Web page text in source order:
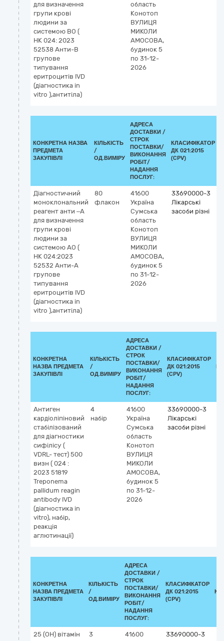
для визначення
групи крові
людини за
системою ВО (
НК 024: 2023
52538 Анти-B
групове
типування
еритроцитів IVD
(діагностика in
vitro ),антитіла)
область
Конотоп
ВУЛИЦЯ
МИКОЛИ
АМОСОВА,
будинок 5
по 31-12-
2026
КОНКРЕТНА НАЗВА
ПРЕДМЕТА
ЗАКУПІВЛІ
КІЛЬКІСТЬ
/
ОД.ВИМІРУ
АДРЕСА
ДОСТАВКИ /
СТРОК
ПОСТАВКИ/
ВИКОНАННЯ
РОБІТ/
НАДАННЯ
ПОСЛУГ:
КЛАСИФІКАТОР
ДК 021:2015
(CPV)
Діагностичний
моноклональний
реагент анти –А
для визначення
групи крові
людини за
системою АО (
НК 024:2023
52532 Анти-A
групове
типування
еритроцитів IVD
(діагностика in
vitro ),антитіла)
80
флакон
41600
Україна
Сумська
область
Конотоп
ВУЛИЦЯ
МИКОЛИ
АМОСОВА,
будинок 5
по 31-12-
2026
33690000-3
Лікарські
засоби різні
КОНКРЕТНА
НАЗВА ПРЕДМЕТА
ЗАКУПІВЛІ
КІЛЬКІСТЬ
/
ОД.ВИМІРУ
АДРЕСА
ДОСТАВКИ /
СТРОК
ПОСТАВКИ/
ВИКОНАННЯ
РОБІТ/
НАДАННЯ
ПОСЛУГ:
КЛАСИФІКАТОР
ДК 021:2015
(CPV)
Антиген
кардіоліпіновий
стабілізований
для діагностики
сифілісу (
VDRL- тест) 500
визн ( 024 :
2023 51819
Treponema
pallidum reagin
antibody IVD
(діагностика in
vitro), набір,
реакція
аглютинації)
4
набір
41600
Україна
Сумська
область
Конотоп
ВУЛИЦЯ
МИКОЛИ
АМОСОВА,
будинок 5
по 31-12-
2026
33690000-3
Лікарські
засоби різні
КОНКРЕТНА
НАЗВА ПРЕДМЕТА
ЗАКУПІВЛІ
КІЛЬКІСТЬ
/
ОД.ВИМІРУ
АДРЕСА
ДОСТАВКИ /
СТРОК
ПОСТАВКИ/
ВИКОНАННЯ
РОБІТ/
НАДАННЯ
ПОСЛУГ:
КЛАСИФІКАТОР
ДК 021:2015
(CPV)
25 (ОН) вітамін
3
41600
33690000-3